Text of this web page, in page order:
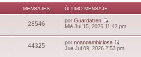
MENSAJES ÚLTIMO MENSAJE
28546 porGuardatren
Mié Jul 15, 2026 11:42 pm
44325 pornoanoambiciosa
Jue Jul 09, 2026 2:53 pm